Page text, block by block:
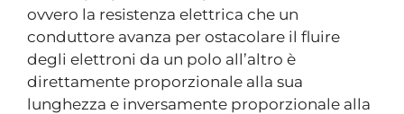
ovvero la resistenza elettrica che un
conduttore avanza per ostacolare il fluire
degli elettroni da un polo all’altro è
direttamente proporzionale alla sua
lunghezza e inversamente proporzionale alla